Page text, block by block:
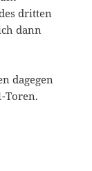
dritten
dann
dagegen
Toren.